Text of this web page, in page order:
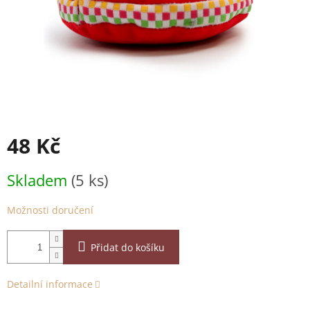
48 Kč
cena:
Skladem (5 ks)
Možnosti doručení
Přidat do košíku
Detailní informace